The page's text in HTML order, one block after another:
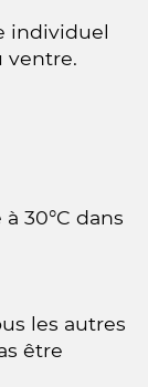
individuel
ventre.
30°C dans
les autres
être